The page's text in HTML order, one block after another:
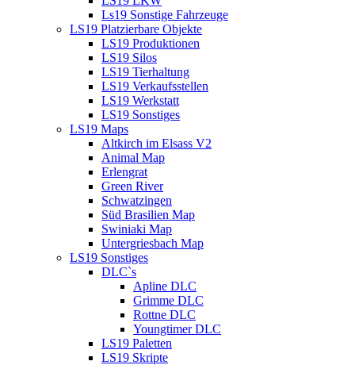
Ls19 Sonstige Fahrzeuge
LS19 Platzierbare Objekte
LS19 Produktionen
LS19 Silos
LS19 Tierhaltung
LS19 Verkaufsstellen
LS19 Werkstatt
LS19 Sonstiges
LS19 Maps
Altkirch im Elsass V2
Animal Map
Erlengrat
Green River
Schwatzingen
Süd Brasilien Map
Swiniaki Map
Untergriesbach Map
LS19 Sonstiges
DLC`s
Apline DLC
Grimme DLC
Rottne DLC
Youngtimer DLC
LS19 Paletten
LS19 Skripte